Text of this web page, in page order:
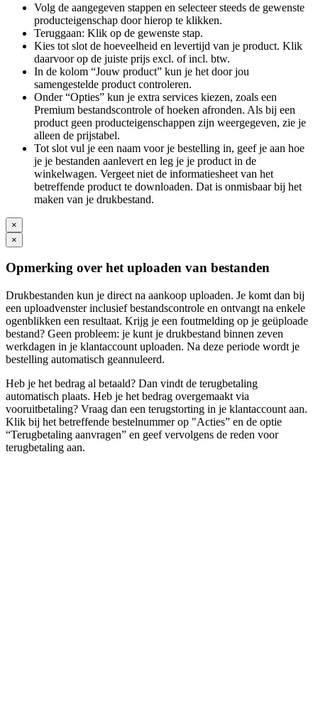
Volg de aangegeven stappen en selecteer steeds de gewenste
producteigenschap door hierop te klikken.
Teruggaan: Klik op de gewenste stap.
Kies tot slot de hoeveelheid en levertijd van je product. Klik
daarvoor op de juiste prijs excl. of incl. btw.
In de kolom “Jouw product” kun je het door jou
samengestelde product controleren.
Onder “Opties” kun je extra services kiezen, zoals een
Premium bestandscontrole of hoeken afronden. Als bij een
product geen producteigenschappen zijn weergegeven, zie je
alleen de prijstabel.
Tot slot vul je een naam voor je bestelling in, geef je aan hoe
je je bestanden aanlevert en leg je je product in de
winkelwagen. Vergeet niet de informatiesheet van het
betreffende product te downloaden. Dat is onmisbaar bij het
maken van je drukbestand.
×
×
Opmerking over het uploaden van bestanden
Drukbestanden kun je direct na aankoop uploaden. Je komt dan bij
een uploadvenster inclusief bestandscontrole en ontvangt na enkele
ogenblikken een resultaat. Krijg je een foutmelding op je geüploade
bestand? Geen probleem: je kunt je drukbestand binnen zeven
werkdagen in je klantaccount uploaden. Na deze periode wordt je
bestelling automatisch geannuleerd.
Heb je het bedrag al betaald? Dan vindt de terugbetaling
automatisch plaats. Heb je het bedrag overgemaakt via
vooruitbetaling? Vraag dan een terugstorting in je klantaccount aan.
Klik bij het betreffende bestelnummer op "Acties” en de optie
“Terugbetaling aanvragen” en geef vervolgens de reden voor
terugbetaling aan.